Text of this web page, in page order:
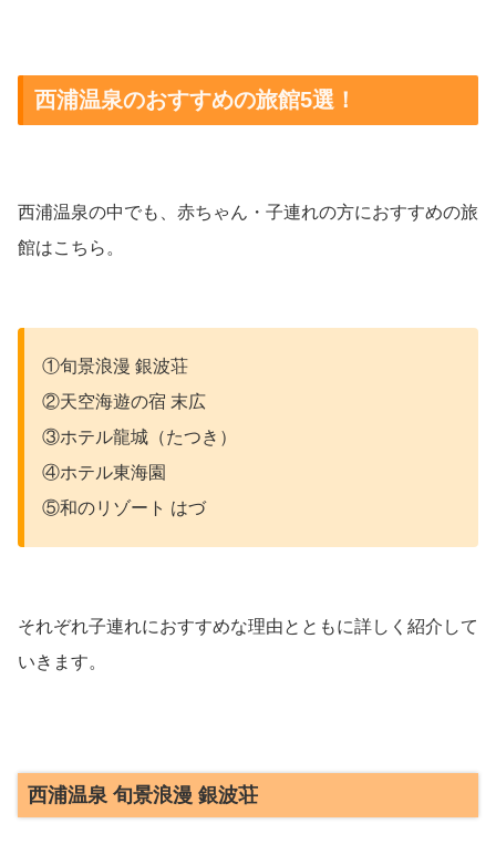
西浦温泉のおすすめの旅館5選！
西浦温泉の中でも、赤ちゃん・子連れの方におすすめの旅
館はこちら。
①旬景浪漫 銀波荘
②天空海遊の宿 末広
③ホテル龍城（たつき）
④ホテル東海園
⑤和のリゾート はづ
それぞれ子連れにおすすめな理由とともに詳しく紹介して
いきます。
西浦温泉 旬景浪漫 銀波荘